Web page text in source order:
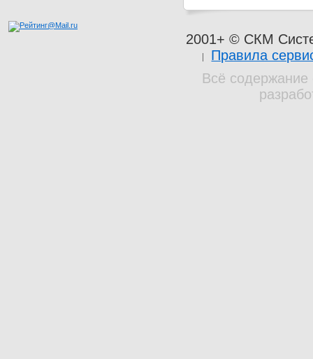
2001+ © СКМ
Правила
Всё содержание